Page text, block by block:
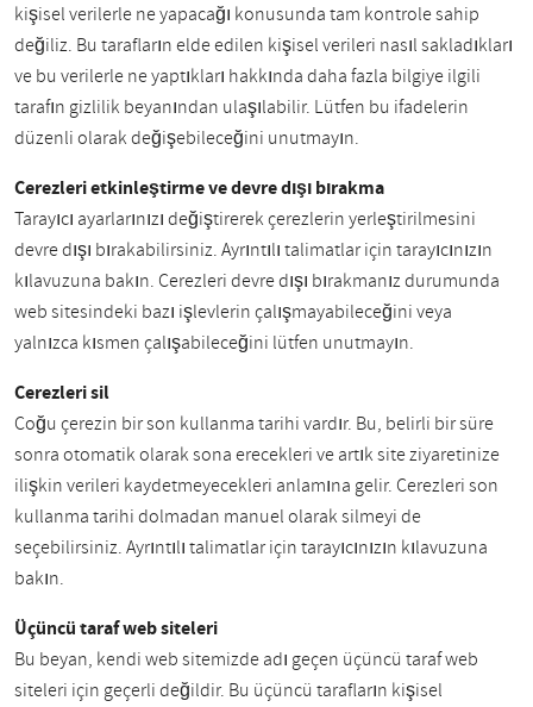
kişisel verilerle ne yapacağı konusunda tam kontrole sahip
değiliz. Bu tarafların elde edilen kişisel verileri nasıl sakladıkları
ve bu verilerle ne yaptıkları hakkında daha fazla bilgiye ilgili
tarafın gizlilik beyanından ulaşılabilir. Lütfen bu ifadelerin
düzenli olarak değişebileceğini unutmayın.
Çerezleri etkinleştirme ve devre dışı bırakma
Tarayıcı ayarlarınızı değiştirerek çerezlerin yerleştirilmesini
devre dışı bırakabilirsiniz. Ayrıntılı talimatlar için tarayıcınızın
kılavuzuna bakın. Çerezleri devre dışı bırakmanız durumunda
web sitesindeki bazı işlevlerin çalışmayabileceğini veya
yalnızca kısmen çalışabileceğini lütfen unutmayın.
Çerezleri sil
Çoğu çerezin bir son kullanma tarihi vardır. Bu, belirli bir süre
sonra otomatik olarak sona erecekleri ve artık site ziyaretinize
ilişkin verileri kaydetmeyecekleri anlamına gelir. Çerezleri son
kullanma tarihi dolmadan manuel olarak silmeyi de
seçebilirsiniz. Ayrıntılı talimatlar için tarayıcınızın kılavuzuna
bakın.
Üçüncü taraf web siteleri
Bu beyan, kendi web sitemizde adı geçen üçüncü taraf web
siteleri için geçerli değildir. Bu üçüncü tarafların kişisel